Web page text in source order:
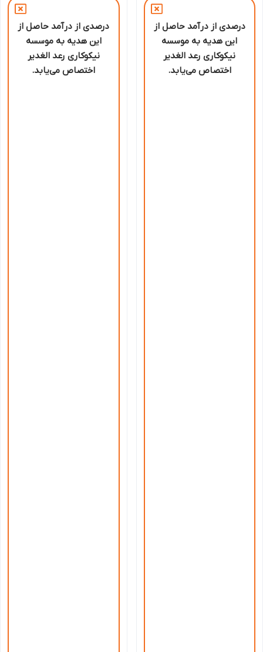
درصدی از درآمد حاصل از
این هدیه به موسسه
نیکوکاری رعد الغدیر
اختصاص می‌یابد.
درصدی از درآمد حاصل از
این هدیه به موسسه
نیکوکاری رعد الغدیر
اختصاص می‌یابد.